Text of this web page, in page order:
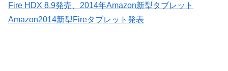
Fire HDX 8.9発売、2014年Amazon新型タブレット
Amazon2014新型Fireタブレット発表